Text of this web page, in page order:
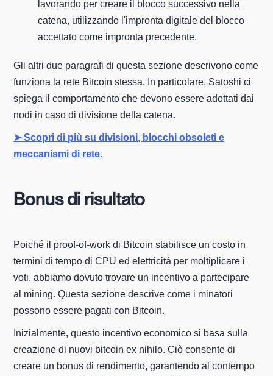
lavorando per creare il blocco successivo nella
catena, utilizzando l'impronta digitale del blocco
accettato come impronta precedente.
Gli altri due paragrafi di questa sezione descrivono come
funziona la rete Bitcoin stessa. In particolare, Satoshi ci
spiega il comportamento che devono essere adottati dai
nodi in caso di divisione della catena.
➤ Scopri di più su divisioni, blocchi obsoleti e
meccanismi di rete.
Bonus di risultato
Poiché il proof-of-work di Bitcoin stabilisce un costo in
termini di tempo di CPU ed elettricità per moltiplicare i
voti, abbiamo dovuto trovare un incentivo a partecipare
al mining. Questa sezione descrive come i minatori
possono essere pagati con Bitcoin.
Inizialmente, questo incentivo economico si basa sulla
creazione di nuovi bitcoin ex nihilo. Ciò consente di
creare un bonus di rendimento, garantendo al contempo